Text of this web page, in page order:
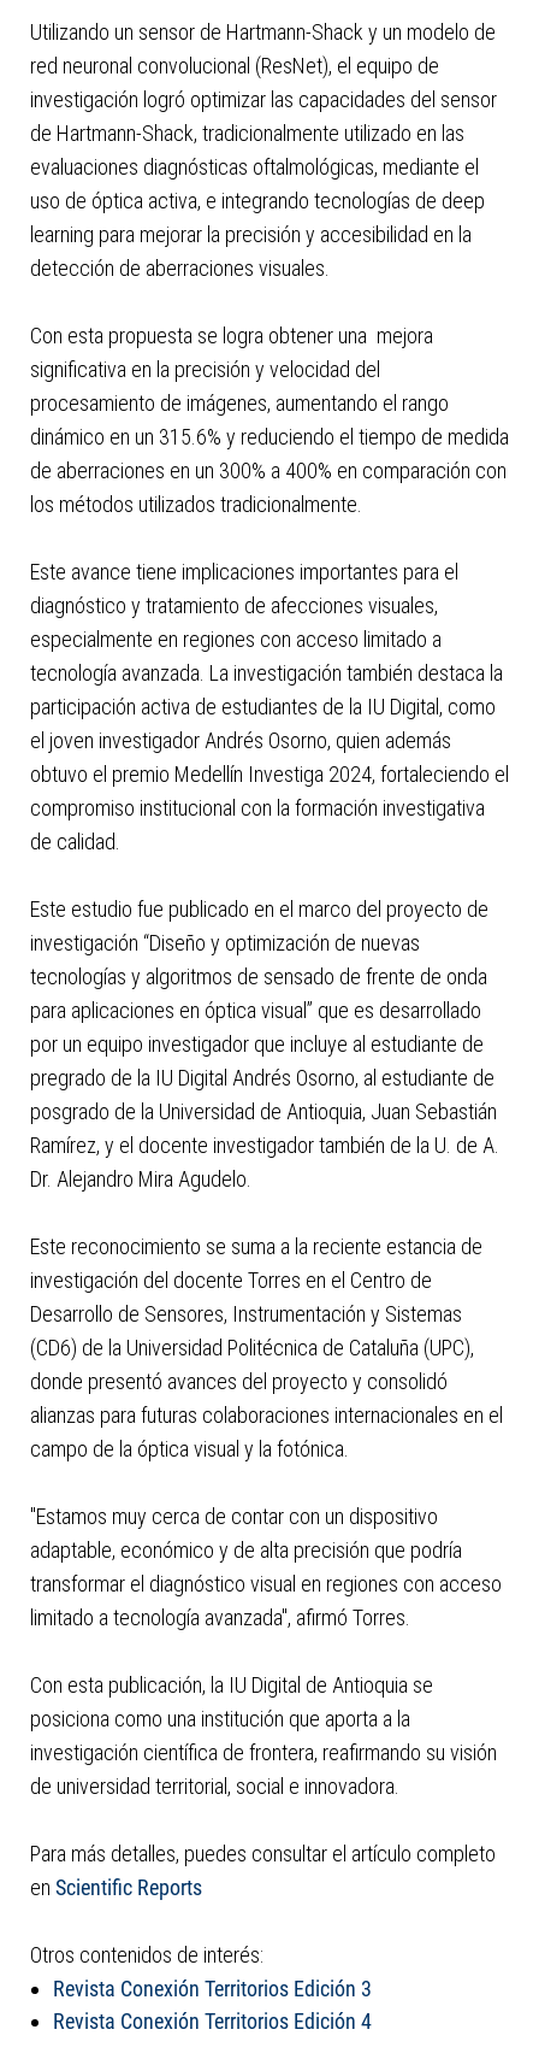
Utilizando un sensor de Hartmann-Shack y un modelo de
red neuronal convolucional (ResNet), el equipo de
investigación logró optimizar las capacidades del sensor
de Hartmann-Shack, tradicionalmente utilizado en las
evaluaciones diagnósticas oftalmológicas, mediante el
uso de óptica activa, e integrando tecnologías de deep
learning para mejorar la precisión y accesibilidad en la
detección de aberraciones visuales.
Con esta propuesta se logra obtener una mejora
significativa en la precisión y velocidad del
procesamiento de imágenes, aumentando el rango
dinámico en un 315.6% y reduciendo el tiempo de medida
de aberraciones en un 300% a 400% en comparación con
los métodos utilizados tradicionalmente.​
Este avance tiene implicaciones importantes para el
diagnóstico y tratamiento de afecciones visuales,
especialmente en regiones con acceso limitado a
tecnología avanzada. La investigación también destaca la
participación activa de estudiantes de la IU Digital, como
el joven investigador Andrés Osorno, quien además
obtuvo el premio Medellín Investiga 2024, fortaleciendo el
compromiso institucional con la formación investigativa
de calidad.
Este estudio fue publicado en el marco del proyecto de
investigación “Diseño y optimización de nuevas
tecnologías y algoritmos de sensado de frente de onda
para aplicaciones en óptica visual” que es desarrollado
por un equipo investigador que incluye al estudiante de
pregrado de la IU Digital Andrés Osorno, al estudiante de
posgrado de la Universidad de Antioquia, Juan Sebastián
Ramírez, y el docente investigador también de la U. de A.
Dr. Alejandro Mira Agudelo.
Este reconocimiento se suma a la reciente estancia de
investigación del docente Torres en el Centro de
Desarrollo de Sensores, Instrumentación y Sistemas
(CD6) de la Universidad Politécnica de Cataluña (UPC),
donde presentó avances del proyecto y consolidó
alianzas para futuras colaboraciones internacionales en el
campo de la óptica visual y la fotónica.
"Estamos muy cerca de contar con un dispositivo
adaptable, económico y de alta precisión que podría
transformar el diagnóstico visual en regiones con acceso
limitado a tecnología avanzada", afirmó Torres.
Con esta publicación, la IU Digital de Antioquia se
posiciona como una institución que aporta a la
investigación científica de frontera, reafirmando su visión
de universidad territorial, social e innovadora.​
Para más detalles, puedes consultar el artículo completo
en Scientific Reports
Otros contenidos de interés:
Revista Conexión Territorios Edición 3
Revista Conexión Territorios Edición 4